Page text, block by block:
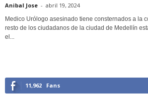
Anibal Jose - abril 19, 2024
Medico Urólogo asesinado tiene consternados a la
resto de los ciudadanos de la ciudad de Medellín
el...
11,962 Fans